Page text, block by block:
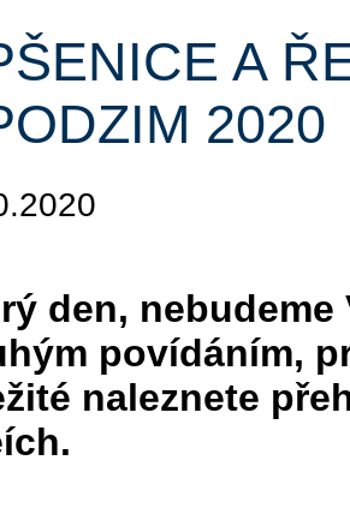
A
2020
den, nebudeme
povídáním,
naleznete